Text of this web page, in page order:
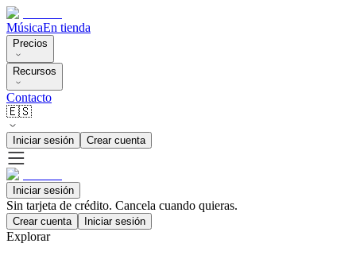
MúsicaEn tienda
Precios
Recursos
Contacto
🇪🇸
Iniciar sesión Crear cuenta
Iniciar sesión
Sin tarjeta de crédito. Cancela cuando quieras.
Crear cuenta Iniciar sesión
Explorar